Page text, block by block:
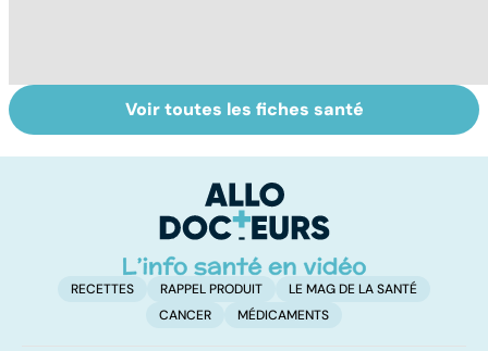
Nécrose : quand
les tissus
Embolie
pulmonaire : un
l'artère
pulmonaire
Voir toutes les fiches santé
RECETTES RAPPEL PRODUIT
LE MAG DE LA SANTÉ
CANCER
MÉDICAMENTS